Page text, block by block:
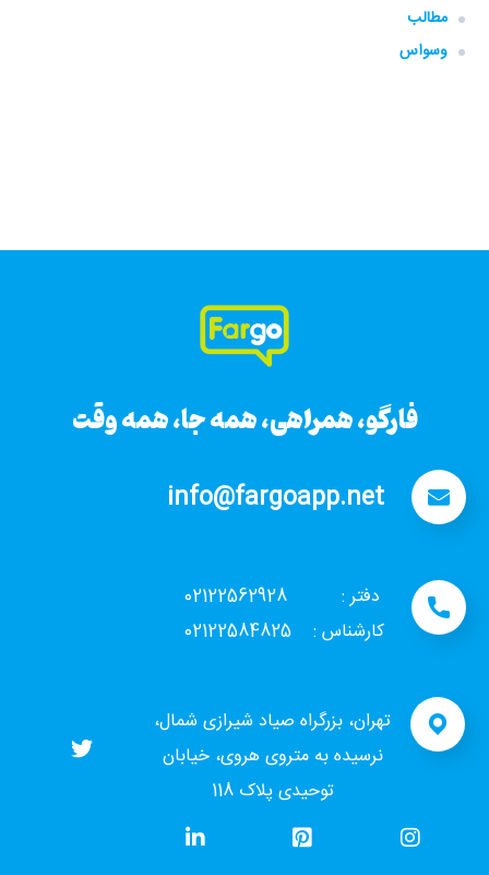
مطالب
وسواس
فارگو، همراهی، همه جا، همه وقت
info@fargoapp.net
دفتر : 02122562928
کارشناس : 02122584825
تهران، بزرگراه صیاد شیرازی شمال،
نرسیده به متروی هروی، خیابان
توحیدی پلاک 118